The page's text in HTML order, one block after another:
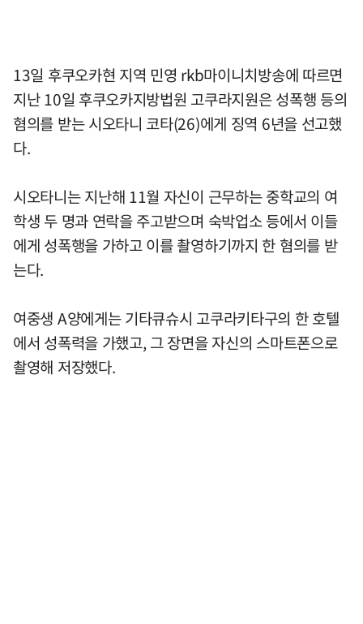
13일 후쿠오카현 지역 민영 rkb마이니치방송에 따르면
지난 10일 후쿠오카지방법원 고쿠라지원은 성폭행 등의
혐의를 받는 시오타니 코타(26)에게 징역 6년을 선고했
다.
시오타니는 지난해 11월 자신이 근무하는 중학교의 여
학생 두 명과 연락을 주고받으며 숙박업소 등에서 이들
에게 성폭행을 가하고 이를 촬영하기까지 한 혐의를 받
는다.
여중생 A양에게는 기타큐슈시 고쿠라키타구의 한 호텔
에서 성폭력을 가했고, 그 장면을 자신의 스마트폰으로
촬영해 저장했다.